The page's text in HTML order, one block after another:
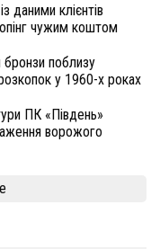
даними клієнтів
чужим коштом
поблизу
у 1960-х роках
ПК «Південь»
ворожого